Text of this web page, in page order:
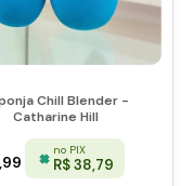
Chill Blender -
Catharine Hill
no PIX
R$ 38,79